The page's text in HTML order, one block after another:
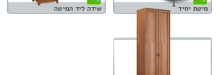
מיטת יחיד שידה ליד המיטה